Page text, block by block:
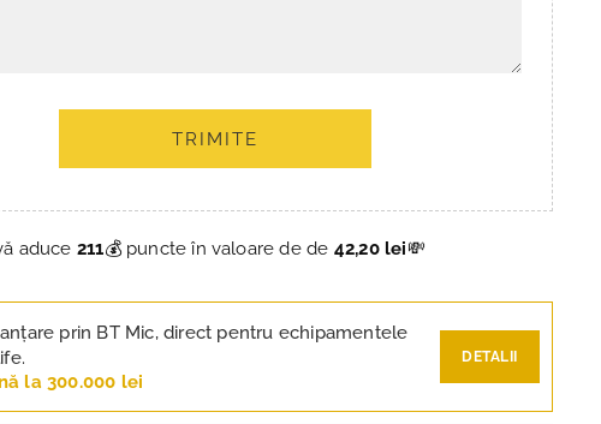
TRIMITE
aduce 211💰 puncte în valoare de de 42,20 lei💸
prin BT Mic, direct pentru echipamentele
la 300.000 lei
DETALII